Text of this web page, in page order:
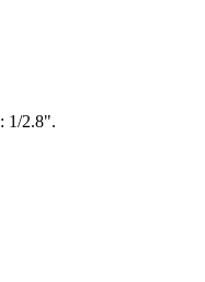
: 1/2.8".